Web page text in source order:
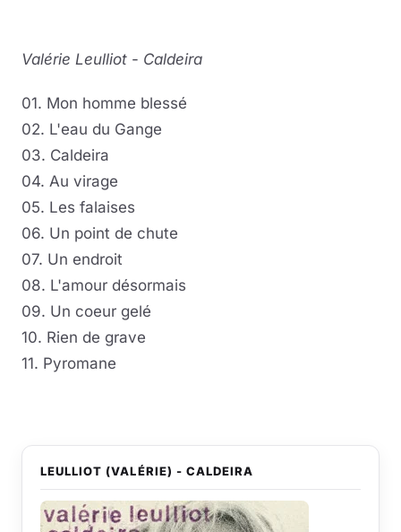
Valérie Leulliot - Caldeira
01. Mon homme blessé
02. L'eau du Gange
03. Caldeira
04. Au virage
05. Les falaises
06. Un point de chute
07. Un endroit
08. L'amour désormais
09. Un coeur gelé
10. Rien de grave
11. Pyromane
LEULLIOT (VALÉRIE) - CALDEIRA